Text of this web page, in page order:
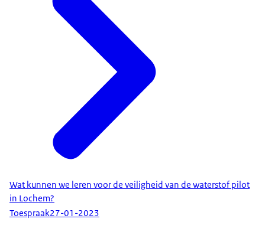
Wat kunnen we leren voor de veiligheid van de waterstof pilot
in Lochem?
Toespraak27-01-2023